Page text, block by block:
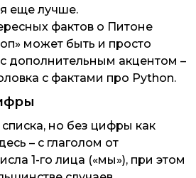
еще лучше.
фактов о Питоне
может быть и просто
дополнительным акцентом –
с фактами про Python.
но без цифры как
– с глаголом от
1-го лица («мы»), при этом